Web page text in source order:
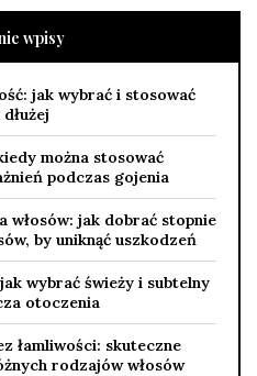
wpisy
jak wybrać i stosować
można stosować
podczas gojenia
włosów: jak dobrać stopnie
by uniknąć uszkodzeń
wybrać świeży i subtelny
otoczenia
łamliwości: skuteczne
rodzajów włosów